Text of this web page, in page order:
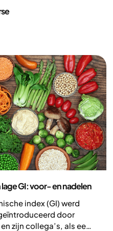
GI: voor- en nadelen
index (GI) werd
door
zijn collega’s, als een